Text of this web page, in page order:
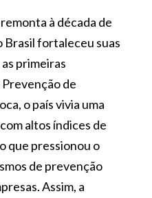
à década de
Brasil fortaleceu suas
primeiras
de
o país vivia uma
altos índices de
que pressionou o
de prevenção
Assim, a